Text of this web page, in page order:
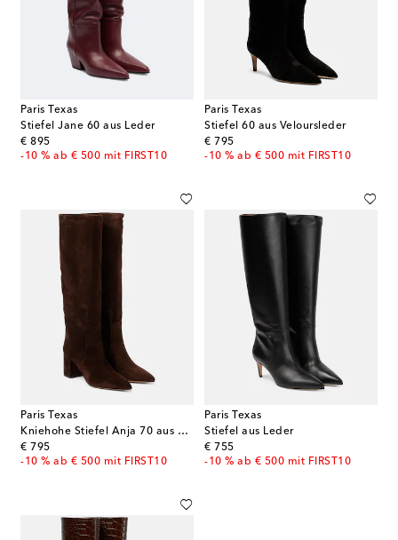
Paris Texas
Stiefel Jane 60 aus Leder
€ 895
original price
-10 % ab € 500 mit FIRST10
Paris Texas
Stiefel 60 aus Veloursleder
€ 795
original price
-10 % ab € 500 mit FIRST10
Paris Texas
Kniehohe Stiefel Anja 70 aus Veloursleder
€ 795
original price
-10 % ab € 500 mit FIRST10
Paris Texas
Stiefel aus Leder
€ 755
original price
-10 % ab € 500 mit FIRST10